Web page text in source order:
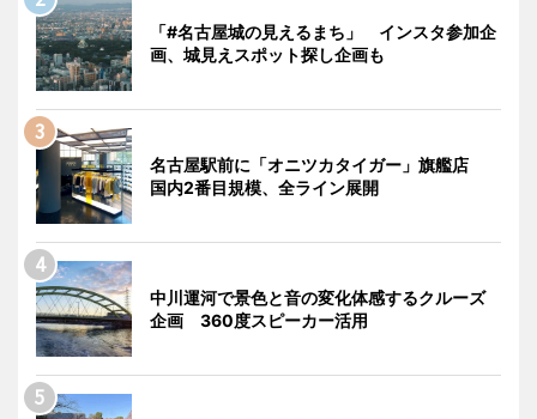
「#名古屋城の見えるまち」 インスタ参加企
画、城見えスポット探し企画も
名古屋駅前に「オニツカタイガー」旗艦店
国内2番目規模、全ライン展開
中川運河で景色と音の変化体感するクルーズ
企画 360度スピーカー活用